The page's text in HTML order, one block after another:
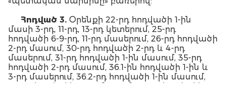
Հոդված 3. Օրենքի 22-րդ հոդվածի 1-ին
մասի 3-րդ, 11-րդ, 13-րդ կետերում, 25-րդ
հոդվածի 6-9-րդ, 11-րդ մասերում, 26-րդ հոդվածի
2-րդ մասում, 30-րդ հոդվածի 2-րդ և 4-րդ
մասերում, 31-րդ հոդվածի 1-ին մասում, 35-րդ
հոդվածի 2-րդ մասում, 36.1-ին հոդվածի 1-ին և
3-րդ մասերում, 36.2-րդ հոդվածի 1-ին մասում,